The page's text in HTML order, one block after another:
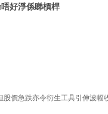
好淨係睇槓桿
股價急跌亦令衍生工具引伸波